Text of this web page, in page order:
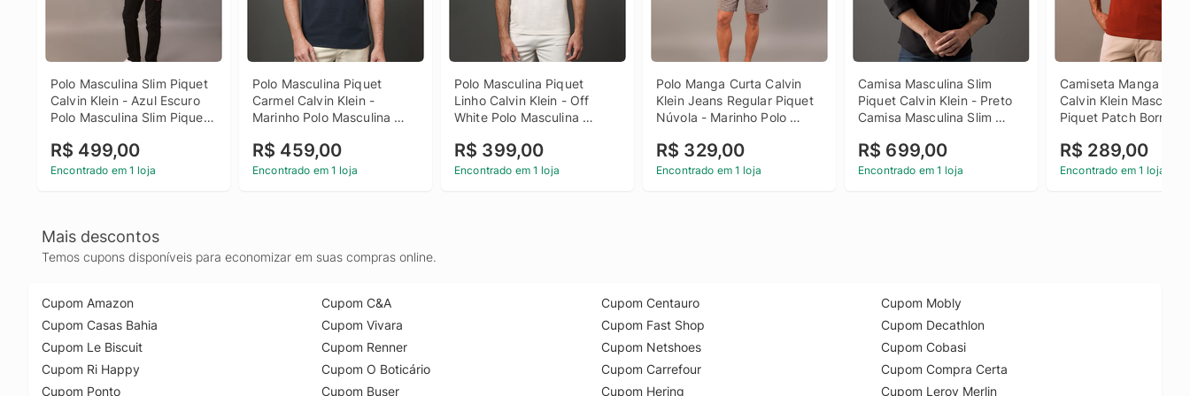
Polo Masculina Slim Piquet
Calvin Klein - Azul Escuro
Polo Masculina Slim Piquet
R$ 499,00
Encontrado em 1 loja
Polo Masculina Piquet
Carmel Calvin Klein -
Marinho Polo Masculina
Marinho Pp
R$ 459,00
Encontrado em 1 loja
Polo Masculina Piquet
Linho Calvin Klein - Off
White Polo Masculina
Off White Gg
R$ 399,00
Encontrado em 1 loja
Polo Manga Curta Calvin
Klein Jeans Regular Piquet
Núvola - Marinho Polo
Jeans Regular Piquet
Núvola Marinho Pp
R$ 329,00
Encontrado em 1 loja
Camisa Masculina Slim
Piquet Calvin Klein - Preto
Camisa Masculina Slim
R$ 699,00
Encontrado em 1 loja
Camiseta Manga
Calvin Klein Masculino
Piquet Patch Borrach
Curta Calvin Klein
Masculino Piquet
R$ 289,00
Encontrado em 1 loja
Mais descontos
Temos cupons disponíveis para economizar em suas compras online.
Cupom Amazon
Cupom Casas Bahia
Cupom Le Biscuit
Cupom Ri Happy
Cupom Ponto
Cupom C&A
Cupom Vivara
Cupom Renner
Cupom O Boticário
Cupom Buser
Cupom Centauro
Cupom Fast Shop
Cupom Netshoes
Cupom Carrefour
Cupom Hering
Cupom Mobly
Cupom Decathlon
Cupom Cobasi
Cupom Compra Certa
Cupom Leroy Merlin